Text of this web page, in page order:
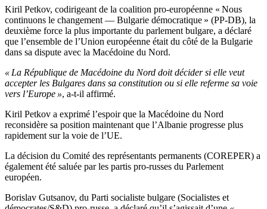
Kiril Petkov, codirigeant de la coalition pro-européenne « Nous
continuons le changement — Bulgarie démocratique » (PP-DB), la
deuxième force la plus importante du parlement bulgare, a déclaré
que l’ensemble de l’Union européenne était du côté de la Bulgarie
dans sa dispute avec la Macédoine du Nord.
« La République de Macédoine du Nord doit décider si elle veut
accepter les Bulgares dans sa constitution ou si elle referme sa voie
vers l’Europe », a-t-il affirmé.
Kiril Petkov a exprimé l’espoir que la Macédoine du Nord
reconsidère sa position maintenant que l’Albanie progresse plus
rapidement sur la voie de l’UE.
La décision du Comité des représentants permanents (COREPER) a
également été saluée par les partis pro-russes du Parlement
européen.
Borislav Gutsanov, du Parti socialiste bulgare (Socialistes et